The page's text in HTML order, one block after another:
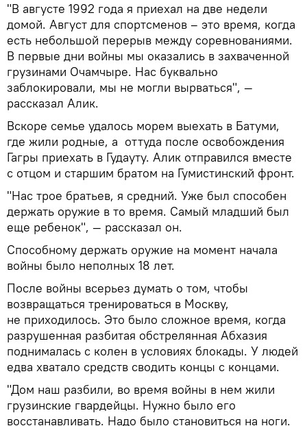
"В августе 1992 года я приехал на две недели
домой. Август для спортсменов – это время, когда
есть небольшой перерыв между соревнованиями.
В первые дни войны мы оказались в захваченной
грузинами Очамчыре. Нас буквально
заблокировали, мы не могли вырваться", —
рассказал Алик.
Вскоре семье удалось морем выехать в Батуми,
где жили родные, а оттуда после освобождения
Гагры приехать в Гудауту. Алик отправился вместе
с отцом и старшим братом на Гумистинский фронт.
"Нас трое братьев, я средний. Уже был способен
держать оружие в то время. Самый младший был
еще ребенок", — рассказал он.
Способному держать оружие на момент начала
войны было неполных 18 лет.
После войны всерьез думать о том, чтобы
возвращаться тренироваться в Москву,
не приходилось. Это было сложное время, когда
разрушенная разбитая обстрелянная Абхазия
поднималась с колен в условиях блокады. У людей
едва хватало средств сводить концы с концами.
"Дом наш разбили, во время войны в нем жили
грузинские гвардейцы. Нужно было его
восстанавливать. Надо было становиться на ноги.